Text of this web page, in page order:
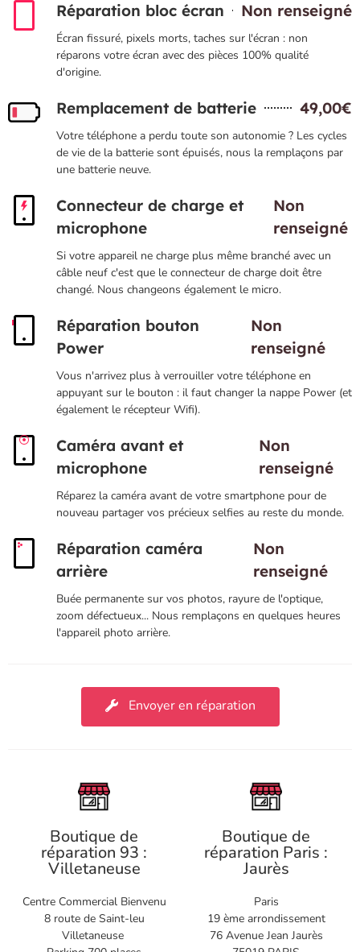
Réparation bloc écran Non renseigné
Écran fissuré, pixels morts, taches sur l'écran : non
réparons votre écran avec des pièces 100% qualité
d'origine.
Remplacement de batterie 49,00€
Votre téléphone a perdu toute son autonomie ? Les cycles
de vie de la batterie sont épuisés, nous la remplaçons par
une batterie neuve.
Connecteur de charge et
microphone
Non
renseigné
Si votre appareil ne charge plus même branché avec un
câble neuf c'est que le connecteur de charge doit être
changé. Nous changeons également le micro.
Réparation bouton
Power
Non
renseigné
Vous n'arrivez plus à verrouiller votre téléphone en
appuyant sur le bouton : il faut changer la nappe Power (et
également le récepteur Wifi).
Caméra avant et
microphone
Non
renseigné
Réparez la caméra avant de votre smartphone pour de
nouveau partager vos précieux selfies au reste du monde.
Réparation caméra
arrière
Non
renseigné
Buée permanente sur vos photos, rayure de l'optique,
zoom défectueux... Nous remplaçons en quelques heures
l'appareil photo arrière.
Envoyer en réparation
Boutique de
réparation 93 :
Villetaneuse
Centre Commercial Bienvenu
8 route de Saint-leu
Villetaneuse
Boutique de
réparation Paris :
Jaurès
Paris
19 ème arrondissement
76 Avenue Jean Jaurès